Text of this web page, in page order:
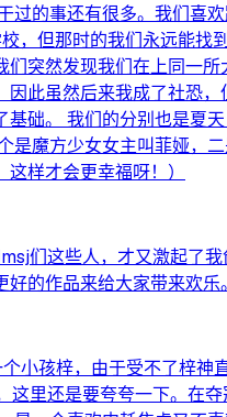
的事还有很多。我们
，但那时的我们永远能
突然发现我们在上同一
此虽然后来我成了社恐
础。 我们的分别也是
魔方少女女主叫菲娅
样才会更幸福呀！）
们这些人，才又激起了
的作品来给大家带来欢乐
小孩梓，由于受不了梓
里还是要夸夸一下。在